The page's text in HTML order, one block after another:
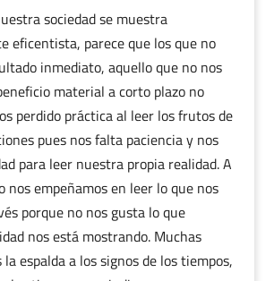
sociedad se muestra
eficentista, parece que los que no
inmediato, aquello que no nos
material a corto plazo no
perdido práctica al leer los frutos de
pues nos falta paciencia y nos
para leer nuestra propia realidad. A
nos empeñamos en leer lo que nos
porque no nos gusta lo que
nos está mostrando. Muchas
la espalda a los signos de los tiempos,